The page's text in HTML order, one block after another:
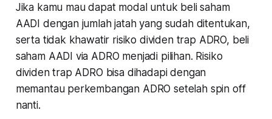
Jika kamu mau dapat modal untuk beli saham
AADI dengan jumlah jatah yang sudah ditentukan,
serta tidak khawatir risiko dividen trap ADRO, beli
saham AADI via ADRO menjadi pilihan. Risiko
dividen trap ADRO bisa dihadapi dengan
memantau perkembangan ADRO setelah spin off
nanti.